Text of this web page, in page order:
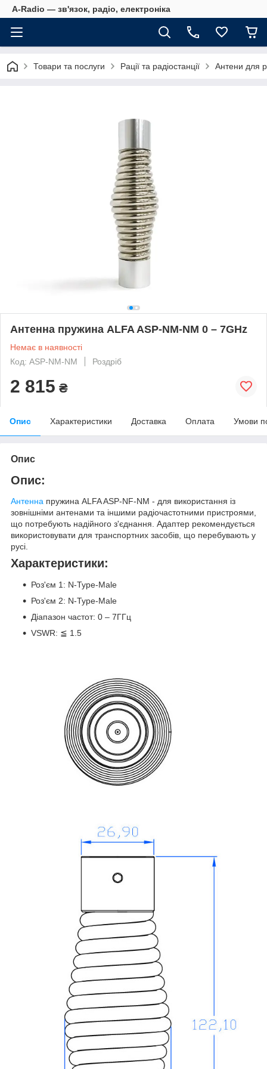
A-Radio — зв'язок, радіо, електроніка
Товари та послуги Рації та радіостанції Антени для
Антенна пружина ALFA ASP-NM-NM 0 – 7GHz
Немає в наявності
Код: ASP-NM-NM
Роздріб
2 815 ₴
Опис Характеристики Доставка Оплата Умови
Опис
Опис:
Антенна пружина ALFA ASP-NF-NM - для використання із
зовнішніми антенами та іншими радіочастотними пристроями,
що потребують надійного з'єднання. Адаптер рекомендується
використовувати для транспортних засобів, що перебувають у
русі.
Характеристики:
Роз'єм 1: N-Type-Male
Роз'єм 2: N-Type-Male
Діапазон частот: 0 – 7ГГц
VSWR: ≦ 1.5